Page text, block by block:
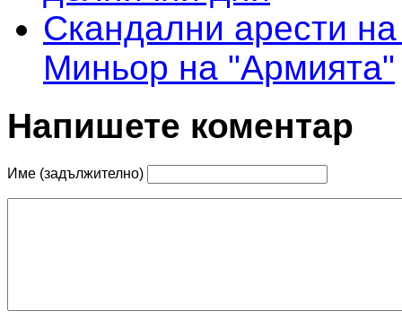
Скандални арести
Миньор на "Армията"
Напишете коментар
Име (задължително)